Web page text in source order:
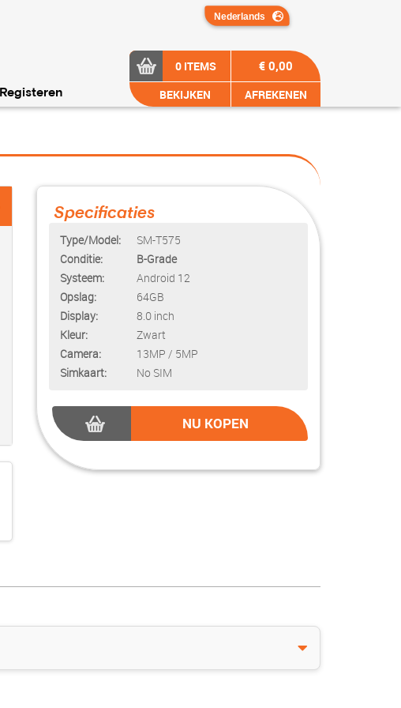
Registeren
0 ITEMS
BEKIJKEN
€ 0,00
AFREKENEN
Specificaties
Type/Model:
Conditie:
Systeem:
Opslag:
Display:
Kleur:
Camera:
Simkaart:
SM-T575
B-Grade
Android 12
64GB
8.0 inch
Zwart
13MP / 5MP
No SIM
NU KOPEN